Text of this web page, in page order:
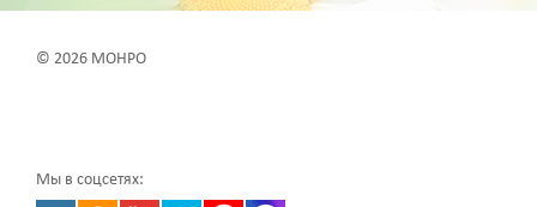
© 2026 МОНРО
Мы в соцсетях: